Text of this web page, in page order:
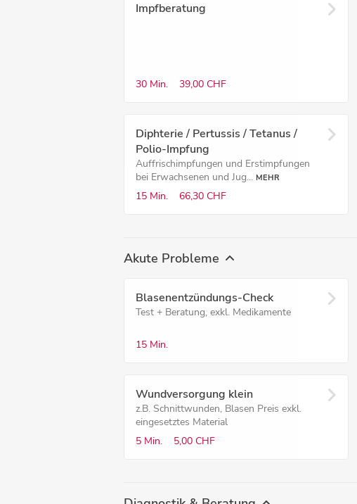
Impfberatung
30 Min. 39,00 CHF
Diphterie / Pertussis / Tetanus /
Polio-Impfung
Auffrischimpfungen und Erstimpfungen
bei Erwachsenen und Jug... MEHR
15 Min. 66,30 CHF
Akute Probleme
Blasenentzündungs-Check
Test + Beratung, exkl. Medikamente
15 Min.
Wundversorgung klein
z.B. Schnittwunden, Blasen Preis exkl.
eingesetztes Material
5 Min.
5,00 CHF